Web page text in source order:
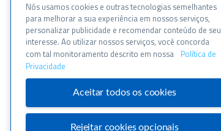
Nós usamos cookies e outras tecnologias semelhantes
para melhorar a sua experiência em nossos serviços,
personalizar publicidade e recomendar conteúdo de seu
interesse. Ao utilizar nossos serviços, você concorda
com tal monitoramento descrito em nossa Política de
Privacidade
Aceitar todos os cookies
Rejeitar cookies opcionais